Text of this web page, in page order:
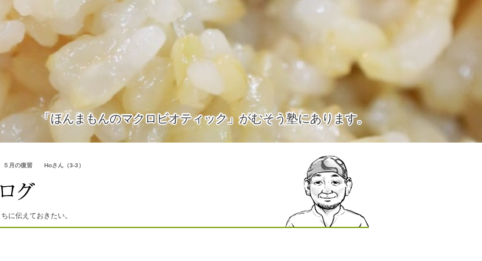
「ほんまもんのマクロビオティック」がむそう塾にあります。
５月の復習 Hoさん（3-3）
に伝えておきたい。